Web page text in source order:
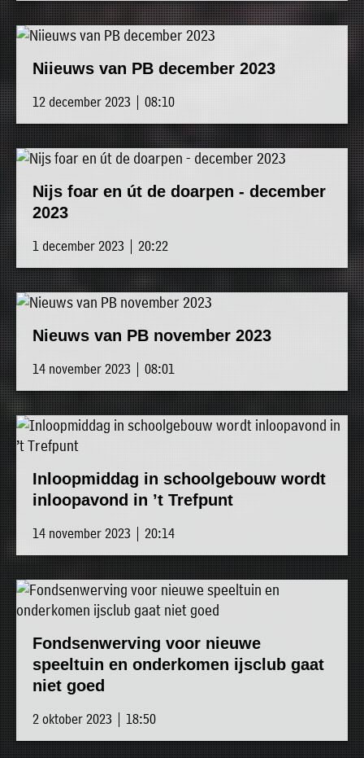
Niieuws van PB december 2023
12 december 2023 | 08:10
Nijs foar en út de doarpen - december
2023
1 december 2023 | 20:22
Nieuws van PB november 2023
14 november 2023 | 08:01
Inloopmiddag in schoolgebouw wordt
inloopavond in ’t Trefpunt
14 november 2023 | 20:14
Fondsenwerving voor nieuwe
speeltuin en onderkomen ijsclub gaat
niet goed
2 oktober 2023 | 18:50